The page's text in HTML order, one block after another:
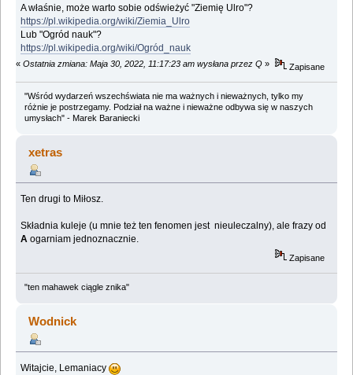
A właśnie, może warto sobie odświeżyć "Ziemię Ulro"?
https://pl.wikipedia.org/wiki/Ziemia_Ulro
Lub "Ogród nauk"?
https://pl.wikipedia.org/wiki/Ogród_nauk
« Ostatnia zmiana: Maja 30, 2022, 11:17:23 am wysłana przez Q » Zapisane
"Wśród wydarzeń wszechświata nie ma ważnych i nieważnych, tylko my
różnie je postrzegamy. Podział na ważne i nieważne odbywa się w naszych
umysłach" - Marek Baraniecki
xetras
Ten drugi to Miłosz.
Składnia kuleje (u mnie też ten fenomen jest nieuleczalny), ale frazy od
A ogarniam jednoznacznie.
Zapisane
"ten mahawek ciągle znika"
Wodnick
Witajcie, Lemaniacy